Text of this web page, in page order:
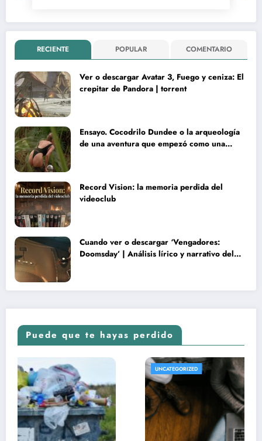
RECIENTE POPULAR COMENTARIO
Ver o descargar Avatar 3, Fuego y ceniza: El
crepitar de Pandora | torrent
Ensayo. Cocodrilo Dundee o la arqueología
de una aventura que empezó como una
Record Vision: la memoria perdida del
videoclub
Cuando ver o descargar ‘Vengadores:
Doomsday’ | Análisis lírico y narrativo del
Puede que te hayas perdido
UNCATEGORIZED